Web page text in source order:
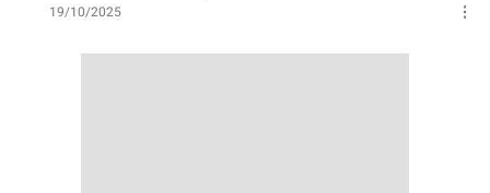
19/10/2025